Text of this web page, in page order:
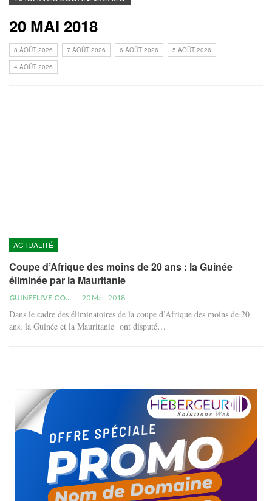
20 MAI 2018
8 AOÛT 2026 7 AOÛT 2026 6 AOÛT 2026
5 AOÛT 2026
4 AOÛT 2026
ACTUALITÉ
Coupe d’Afrique des moins de 20 ans : la Guinée
éliminée par la Mauritanie
GUINEELIVE.COM 20 Mai , 2018
Dans le cadre des éliminatoires de la coupe d’Afrique des moins de 20
ans, la Guinée et la Mauritanie ont disputé…